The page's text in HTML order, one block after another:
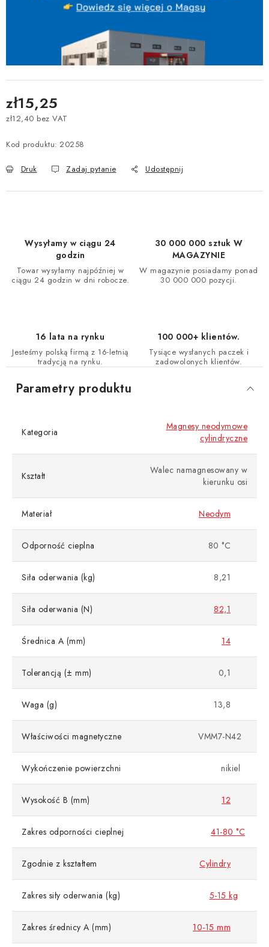
zł15,25
zł12,40 bez VAT
Kod produktu: 20258
Druk Zadaj pytanie Udostępnij
Wysyłamy w ciągu 24
godzin
Towar wysyłamy najpóźniej w
ciągu 24 godzin w dni robocze.
30 000 000 sztuk W
MAGAZYNIE
W magazynie posiadamy ponad
30 000 000 pozycji.
16 lata na rynku
Jesteśmy polską firmą z 16-letnią
tradycją na rynku.
100 000+ klientów.
Tysiące wysłanych paczek i
zadowolonych klientów.
Parametry produktu
Kategoria
Magnesy neodymowe
cylindryczne
Kształt
Walec namagnesowany w
kierunku osi
Materiał Neodym
Odporność cieplna 80 °C
Siła oderwania (kg) 8,21
Siła oderwania (N) 82,1
Średnica A (mm) 14
Tolerancją (± mm) 0,1
Waga (g) 13,8
Właściwości magnetyczne VMM7-N42
Wykończenie powierzchni nikiel
Wysokość B (mm) 12
Zakres odporności cieplnej 41-80 °C
Zgodnie z kształtem Cylindry
Zakres siły oderwania (kg) 5-15 kg
Zakres średnicy A (mm) 10-15 mm